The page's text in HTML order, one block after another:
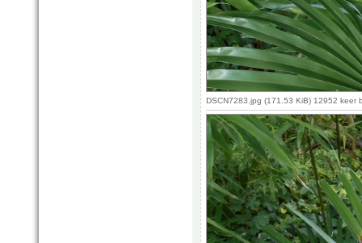
DSCN7283.jpg (171.53 KiB) 12952 keer